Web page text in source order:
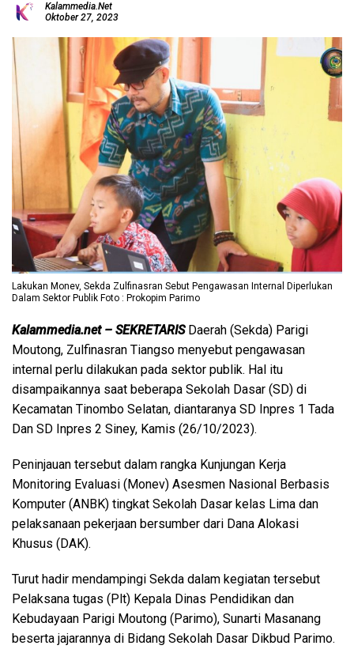
Kalammedia.net
Oktober 27, 2023
Lakukan Monev, Sekda Zulfinasran Sebut Pengawasan Internal Diperlukan
Dalam Sektor Publik Foto : Prokopim Parimo
Kalammedia.net – SEKRETARIS Daerah (Sekda) Parigi
Moutong, Zulfinasran Tiangso menyebut pengawasan
internal perlu dilakukan pada sektor publik. Hal itu
disampaikannya saat beberapa Sekolah Dasar (SD) di
Kecamatan Tinombo Selatan, diantaranya SD Inpres 1 Tada
Dan SD Inpres 2 Siney, Kamis (26/10/2023).
Peninjauan tersebut dalam rangka Kunjungan Kerja
Monitoring Evaluasi (Monev) Asesmen Nasional Berbasis
Komputer (ANBK) tingkat Sekolah Dasar kelas Lima dan
pelaksanaan pekerjaan bersumber dari Dana Alokasi
Khusus (DAK).
Turut hadir mendampingi Sekda dalam kegiatan tersebut
Pelaksana tugas (Plt) Kepala Dinas Pendidikan dan
Kebudayaan Parigi Moutong (Parimo), Sunarti Masanang
beserta jajarannya di Bidang Sekolah Dasar Dikbud Parimo.